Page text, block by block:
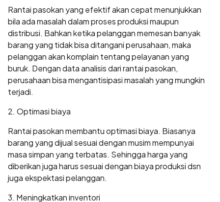
Rantai pasokan yang efektif akan cepat menunjukkan
bila ada masalah dalam proses produksi maupun
distribusi. Bahkan ketika pelanggan memesan banyak
barang yang tidak bisa ditangani perusahaan, maka
pelanggan akan komplain tentang pelayanan yang
buruk. Dengan data analisis dari rantai pasokan,
perusahaan bisa mengantisipasi masalah yang mungkin
terjadi.
2. Optimasi biaya
Rantai pasokan membantu optimasi biaya. Biasanya
barang yang dijual sesuai dengan musim mempunyai
masa simpan yang terbatas. Sehingga harga yang
diberikan juga harus sesuai dengan biaya produksi dsn
juga ekspektasi pelanggan.
3. Meningkatkan inventori